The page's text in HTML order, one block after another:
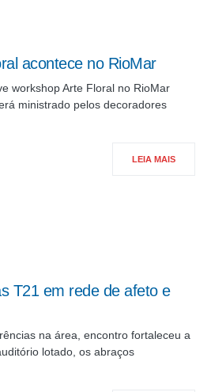
acontece no RioMar
workshop Arte Floral no RioMar
ministrado pelos decoradores
LEIA MAIS
T21 em rede de afeto e
na área, encontro fortaleceu a
lotado, os abraços